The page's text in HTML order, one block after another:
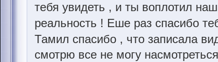
тебя увидеть , и ты воплотил
реальность ! Еше раз спасибо
Тамил спасибо , что записала
смотрю все не могу